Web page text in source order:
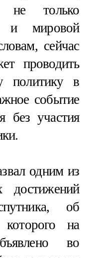
только
и мировой
сейчас
проводить
политику в
событие
без участия
одним из
достижений
об
на
во